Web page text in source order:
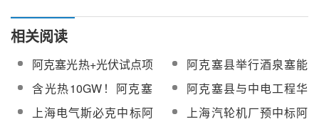
相关阅读
阿克塞光热+光伏试点项
目储罐成套设备供货及
安装包招标
阿克塞县举行酒泉塞能
新能源有限公司、甘肃
华塞投资发展有限公司
揭牌仪式
含光热10GW！阿克塞
千万千瓦级可再生能源
基地环评征求意见
阿克塞县与中电工程华
东院对接“光热+”示范项
目建设等新能源产业合
上海电气斯必克中标阿
上海汽轮机厂预中标阿